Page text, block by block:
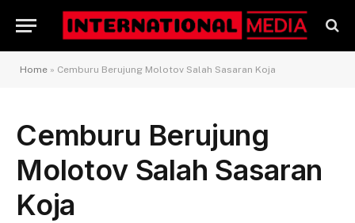
Home » Cemburu Berujung Molotov Salah Sasaran Koja
Cemburu Berujung
Molotov Salah Sasaran
Koja